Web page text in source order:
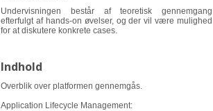
Undervisningen består af teoretisk gennemgang
efterfulgt af hands-on øvelser, og der vil være mulighed
for at diskutere konkrete cases.
Indhold
Overblik over platformen gennemgås.
Application Lifecycle Management: